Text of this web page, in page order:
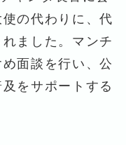
の代わりに、代
ました。マンチ
面談を行い、公
をサポートする